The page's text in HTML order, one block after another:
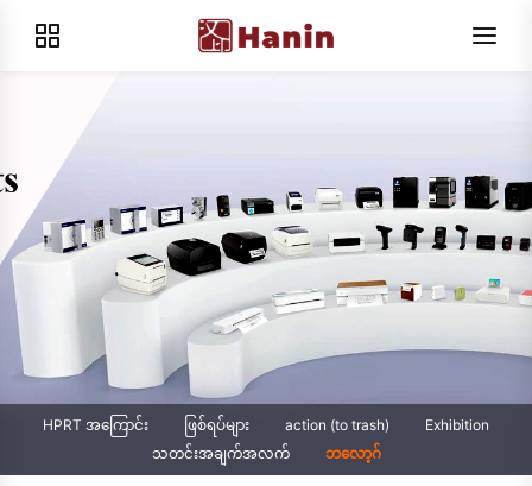
HPRT အကြောင်း ဖြစ်ရပ်များ action (to trash)
Exhibition
သတင်းအချက်အလက်
ဘလော့ဂ်